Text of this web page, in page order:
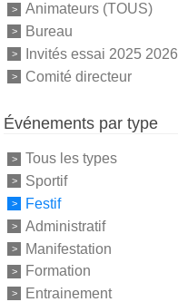
Animateurs (TOUS)
Bureau
Invités essai 2025 2026
Comité directeur
Événements par type
Tous les types
Sportif
Festif
Administratif
Manifestation
Formation
Entrainement